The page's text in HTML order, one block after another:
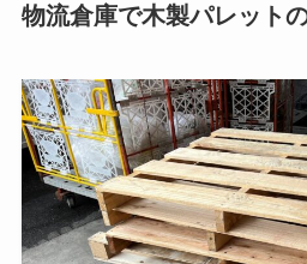
物流倉庫で木製パレット